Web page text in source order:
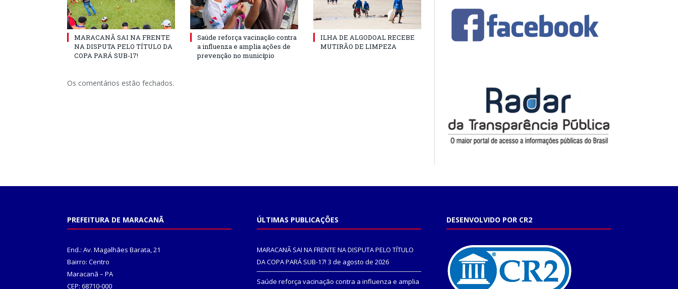
MARACANÃ SAI NA FRENTE
NA DISPUTA PELO TÍTULO DA
COPA PARÁ SUB-17!
Saúde reforça vacinação contra
a influenza e amplia ações de
prevenção no município
ILHA DE ALGODOAL RECEBE
MUTIRÃO DE LIMPEZA
Os comentários estão fechados.
PREFEITURA DE MARACANÃ
End.: Av. Magalhães Barata, 21
Bairro: Centro
Maracanã – PA
CEP: 68710-000
ÚLTIMAS PUBLICAÇÕES
MARACANÃ SAI NA FRENTE NA DISPUTA PELO TÍTULO
DA COPA PARÁ SUB-17! 3 de agosto de 2026
Saúde reforça vacinação contra a influenza e amplia
DESENVOLVIDO POR CR2